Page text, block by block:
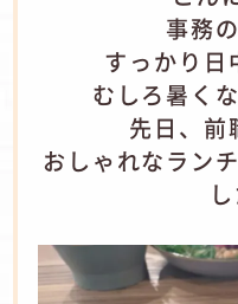
事務
すっかり日
むしろ暑く
先日、前
おしゃれなラン